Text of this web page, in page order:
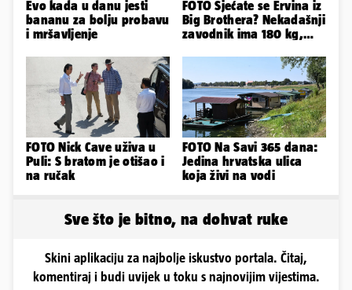
Evo kada u danu jesti
bananu za bolju probavu
i mršavljenje
FOTO Sjećate se Ervina iz
Big Brothera? Nekadašnji
zavodnik ima 180 kg,
FOTO Nick Cave uživa u
Puli: S bratom je otišao i
na ručak
FOTO Na Savi 365 dana:
Jedina hrvatska ulica
koja živi na vodi
Sve što je bitno, na dohvat ruke
Skini aplikaciju za najbolje iskustvo portala. Čitaj,
komentiraj i budi uvijek u toku s najnovijim vijestima.